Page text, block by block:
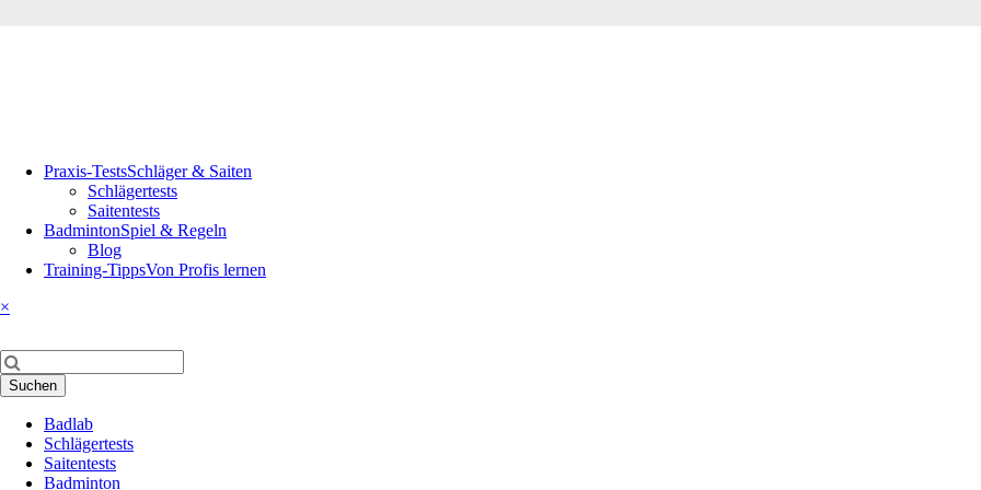
überspringen
Praxis-TestsSchläger & Saiten
Schlägertests
Saitentests
BadmintonSpiel & Regeln
Blog
Training-TippsVon Profis lernen
×
Suchbegriffe
Suchen
überspringen
Badlab
Schlägertests
Saitentests
Badminton